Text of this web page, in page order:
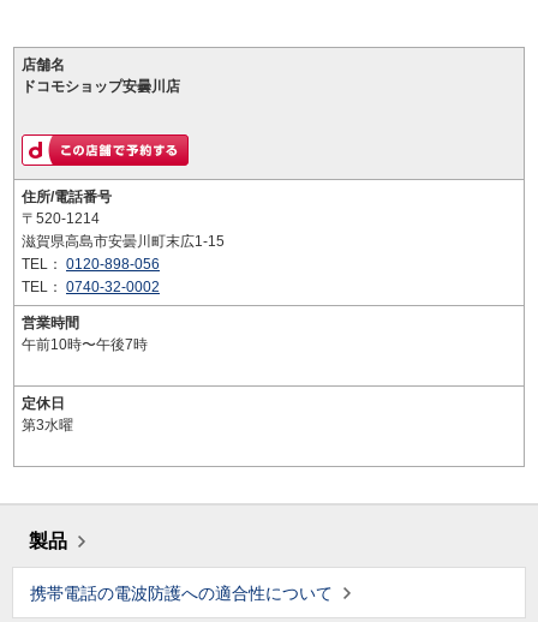
店舗名
ドコモショップ安曇川店
住所/電話番号
〒520-1214
滋賀県高島市安曇川町末広1-15
TEL： 0120-898-056
TEL： 0740-32-0002
営業時間
午前10時〜午後7時
定休日
第3水曜
製品
携帯電話の電波防護への適合性について